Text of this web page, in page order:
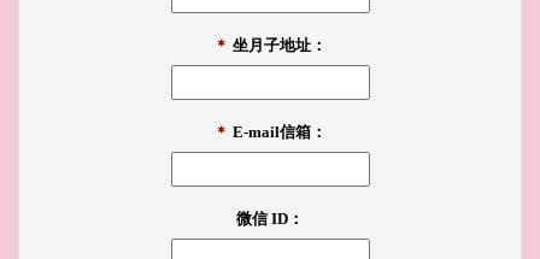
＊ 坐月子地址：
＊ E-mail信箱：
微信 ID：